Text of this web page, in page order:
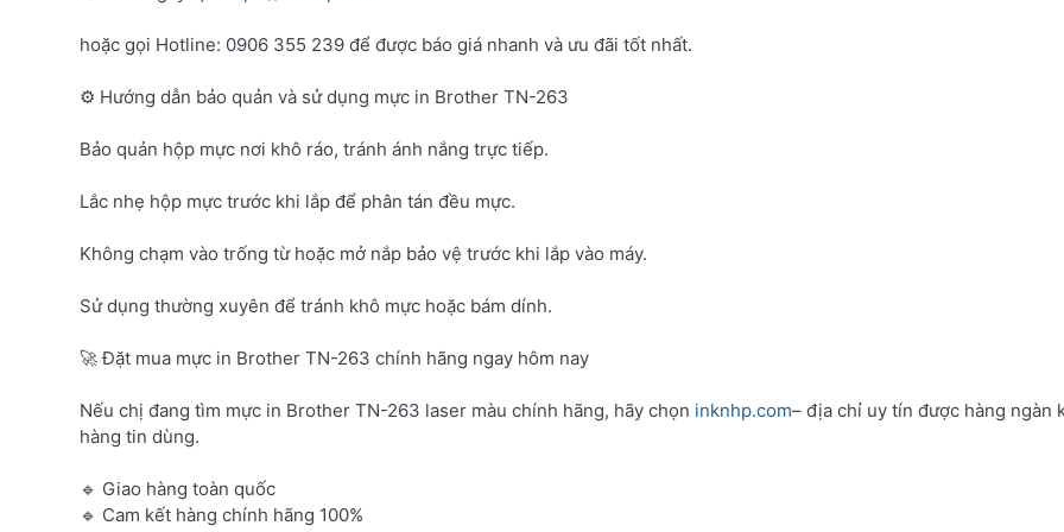
hoặc gọi Hotline: 0906 355 239 để được báo giá nhanh và ưu đãi tốt nhất.
⚙️ Hướng dẫn bảo quản và sử dụng mực in Brother TN-263
Bảo quản hộp mực nơi khô ráo, tránh ánh nắng trực tiếp.
Lắc nhẹ hộp mực trước khi lắp để phân tán đều mực.
Không chạm vào trống từ hoặc mở nắp bảo vệ trước khi lắp vào máy.
Sử dụng thường xuyên để tránh khô mực hoặc bám dính.
🚀 Đặt mua mực in Brother TN-263 chính hãng ngay hôm nay
Nếu chị đang tìm mực in Brother TN-263 laser màu chính hãng, hãy chọn inknhp.com– địa chỉ uy tín được hàng ngàn
hàng tin dùng.
🔹 Giao hàng toàn quốc
🔹 Cam kết hàng chính hãng 100%